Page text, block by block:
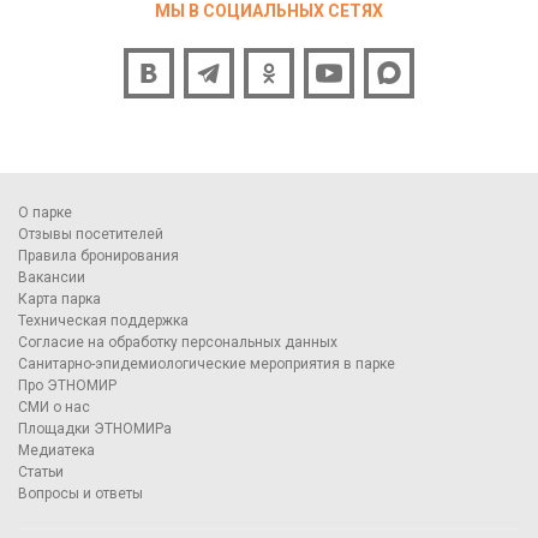
МЫ В СОЦИАЛЬНЫХ СЕТЯХ
О парке
Отзывы посетителей
Правила бронирования
Вакансии
Карта парка
Техническая поддержка
Согласие на обработку персональных данных
Санитарно-эпидемиологические мероприятия в парке
Про ЭТНОМИР
СМИ о нас
Площадки ЭТНОМИРа
Медиатека
Статьи
Вопросы и ответы